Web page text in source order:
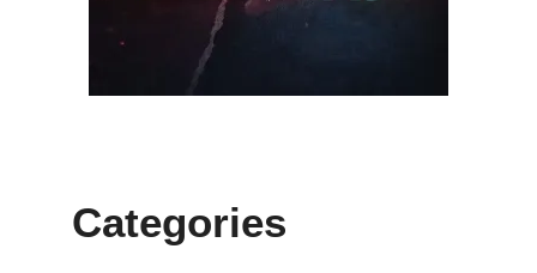
Categories